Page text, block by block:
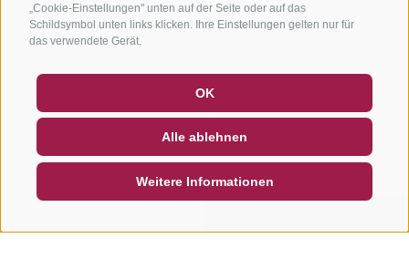
„Cookie-Einstellungen" unten auf der Seite oder auf das
Schildsymbol unten links klicken. Ihre Einstellungen gelten nur für
das verwendete Gerät.
OK
Alle ablehnen
Weitere Informationen
NEWSLETTER
SOCIAL WALL WETTER